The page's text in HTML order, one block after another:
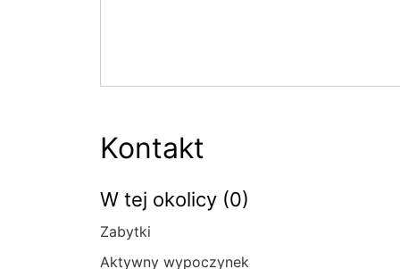
Kontakt
W tej okolicy (0)
Zabytki
Aktywny wypoczynek